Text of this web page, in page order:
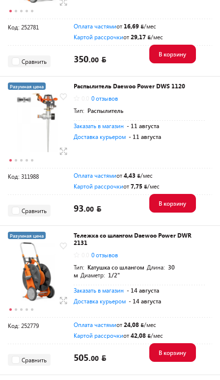
Код: 252781 Оплата частямиот 16,69
/мес
Картой рассрочкиот29,17 /мес
Сравнить 350.00
В корзину
Разумная цена
Распылитель Daewoo Power DWS 1120
0 отзывов
Тип: Распылитель
Заказать в магазин - 11 августа
Доставка курьером - 11 августа
Код: 311988 Оплата частямиот4,43
/мес
Картой рассрочкиот7,75 /мес
Сравнить 93.00
В корзину
Разумная цена
Тележка со шлангом Daewoo Power DWR
2131
0 отзывов
Тип: Катушка со шлангом Длина: 30
м Диаметр: 1/2"
Заказать в магазин - 14 августа
Доставка курьером - 14 августа
Код: 252779 Оплата частямиот24,08
/мес
Картой рассрочкиот42,08 /мес
Сравнить 505.00
В корзину